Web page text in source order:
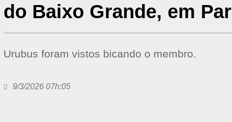
do Baixo Grande, em
Urubus foram vistos bicando o membro.
9/3/2026 07h:05